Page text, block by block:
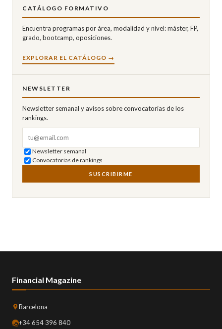
CATÁLOGO FORMATIVO
Encuentra programas por área, modalidad y nivel: máster, FP,
grado, bootcamp, oposiciones.
EXPLORAR EL CATÁLOGO →
NEWSLETTER
Newsletter semanal y avisos sobre convocatorias de los
rankings.
Newsletter semanal
Convocatorias de rankings
SUSCRIBIRME
Financial Magazine
Barcelona
+34 654 396 840